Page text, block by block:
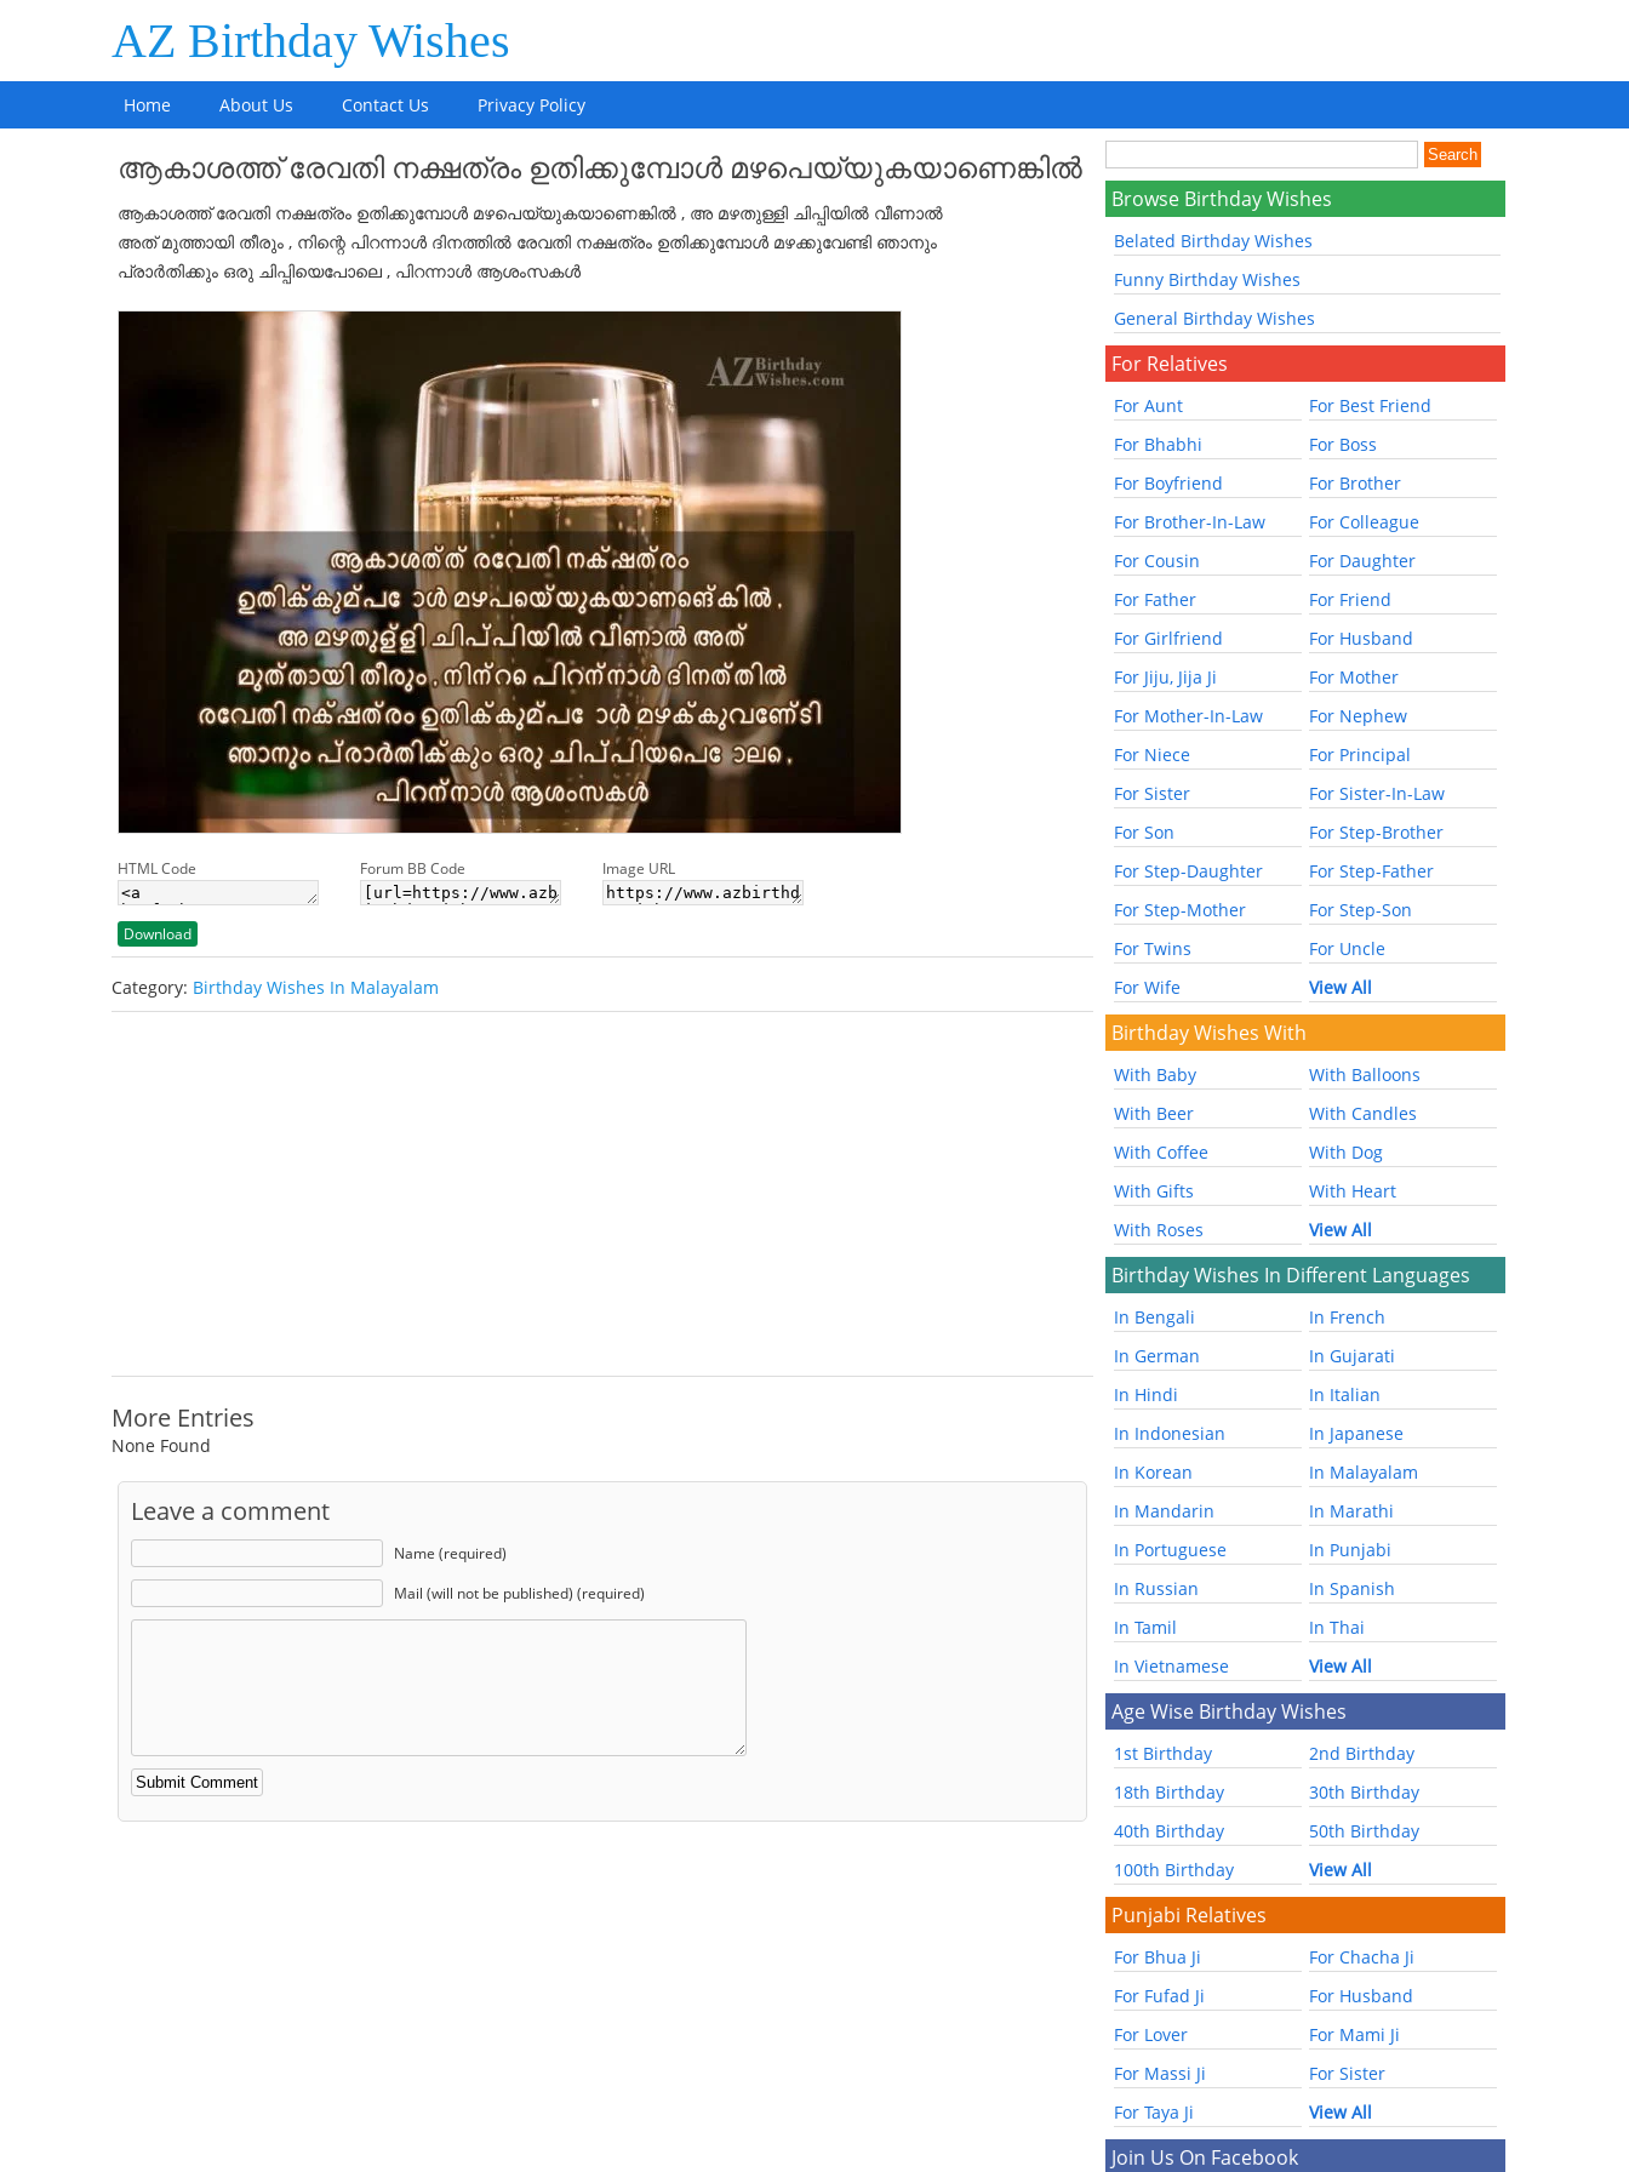
AZ Birthday Wishes
Home About Us Contact Us Privacy Policy
ആകാശത്ത് രേവതി നക്ഷത്രം ഉതിക്കുമ്പോൾ മഴപെയ്യുകയാണെങ്കിൽ
ആകാശത്ത് രേവതി നക്ഷത്രം ഉതിക്കുമ്പോൾ മഴപെയ്യുകയാണെങ്കിൽ , അ മഴതുള്ളി ചിപ്പിയിൽ വീണാൽ
അത് മുത്തായി തീരും , നിന്റെ പിറന്നാൾ ദിനത്തിൽ രേവതി നക്ഷത്രം ഉതിക്കുമ്പോൾ മഴക്കുവേണ്ടി ഞാനും
പ്രാർതിക്കും ഒരു ചിപ്പിയെപോലെ , പിറന്നാൾ ആശംസകൾ
HTML Code Forum BB Code Image URL
Download
Category: Birthday Wishes In Malayalam
More Entries
None Found
Leave a comment
Name (required)
Mail (will not be published) (required)
Browse Birthday Wishes
Belated Birthday Wishes
Funny Birthday Wishes
General Birthday Wishes
For Relatives
For Aunt
For Best Friend
For Bhabhi
For Boss
For Boyfriend
For Brother
For Brother-In-Law
For Colleague
For Cousin
For Daughter
For Father
For Friend
For Girlfriend
For Husband
For Jiju, Jija Ji
For Mother
For Mother-In-Law
For Nephew
For Niece
For Principal
For Sister
For Sister-In-Law
For Son
For Step-Brother
For Step-Daughter
For Step-Father
For Step-Mother
For Step-Son
For Twins
For Uncle
For Wife
View All
Birthday Wishes With
With Baby
With Balloons
With Beer
With Candles
With Coffee
With Dog
With Gifts
With Heart
With Roses
View All
Birthday Wishes In Different Languages
In Bengali
In French
In German
In Gujarati
In Hindi
In Italian
In Indonesian
In Japanese
In Korean
In Malayalam
In Mandarin
In Marathi
In Portuguese
In Punjabi
In Russian
In Spanish
In Tamil
In Thai
In Vietnamese
View All
Age Wise Birthday Wishes
1st Birthday
2nd Birthday
18th Birthday
30th Birthday
40th Birthday
50th Birthday
100th Birthday
View All
Punjabi Relatives
For Bhua Ji
For Chacha Ji
For Fufad Ji
For Husband
For Lover
For Mami Ji
For Massi Ji
For Sister
For Taya Ji
View All
Join Us On Facebook